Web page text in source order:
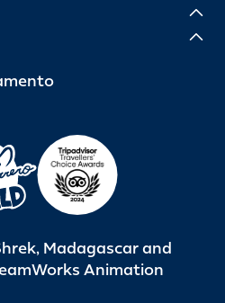
Madagascar and
Animation